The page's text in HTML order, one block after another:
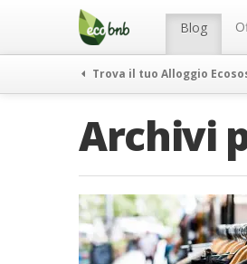
Menu Blog
Trova il tuo Alloggio
Archivi